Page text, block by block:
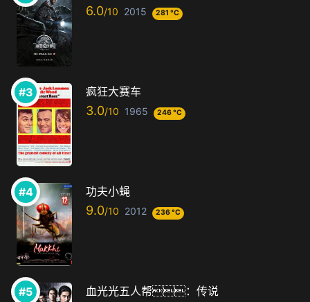
6.0 2015 281 °C
疯狂大赛车
3.0 1965 246 °C
功夫小蝇
9.0 2012 236 °C
血光光五人帮：传说